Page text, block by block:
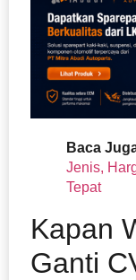
Baca
Jenis,
Tepat
Kapan
Ganti